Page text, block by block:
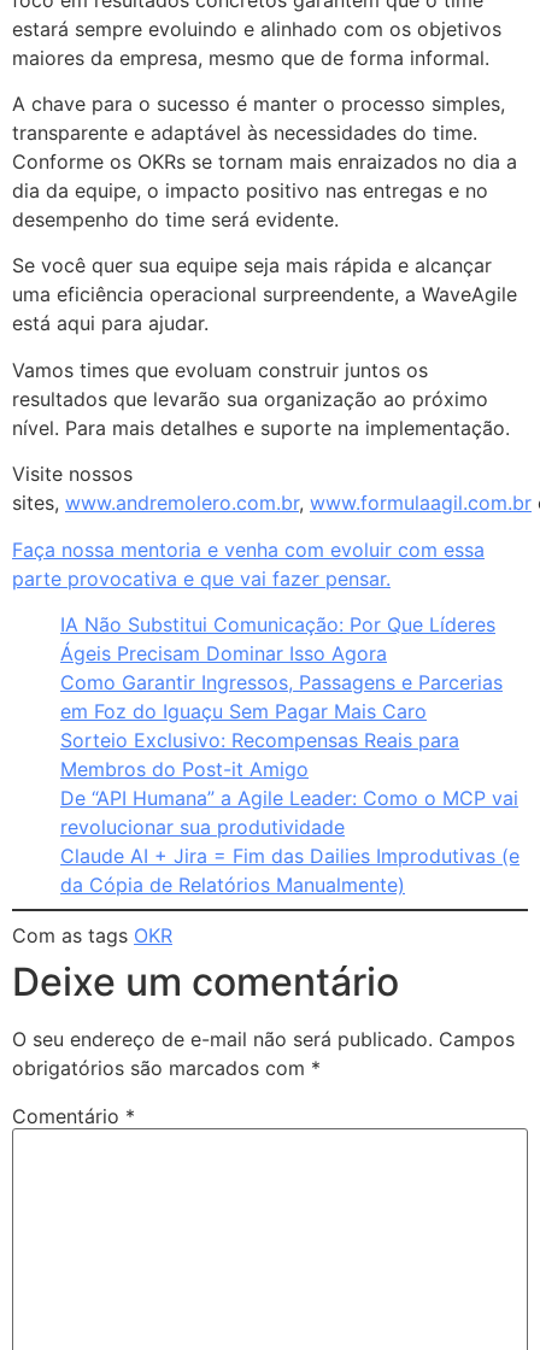
estará sempre evoluindo e alinhado com os objetivos
maiores da empresa, mesmo que de forma informal.
A chave para o sucesso é manter o processo simples,
transparente e adaptável às necessidades do time.
Conforme os OKRs se tornam mais enraizados no dia a
dia da equipe, o impacto positivo nas entregas e no
desempenho do time será evidente.
Se você quer sua equipe seja mais rápida e alcançar
uma eficiência operacional surpreendente, a WaveAgile
está aqui para ajudar.
Vamos times que evoluam construir juntos os
resultados que levarão sua organização ao próximo
nível. Para mais detalhes e suporte na implementação.
Visite nossos
sites, www.andremolero.com.br, www.formulaagil.com.br
Faça nossa mentoria e venha com evoluir com essa
parte provocativa e que vai fazer pensar.
IA Não Substitui Comunicação: Por Que Líderes
Ágeis Precisam Dominar Isso Agora
Como Garantir Ingressos, Passagens e Parcerias
em Foz do Iguaçu Sem Pagar Mais Caro
Sorteio Exclusivo: Recompensas Reais para
Membros do Post-it Amigo
De “API Humana” a Agile Leader: Como o MCP vai
revolucionar sua produtividade
Claude AI + Jira = Fim das Dailies Improdutivas (e
da Cópia de Relatórios Manualmente)
Com as tags OKR
Deixe um comentário
O seu endereço de e-mail não será publicado. Campos
obrigatórios são marcados com *
Comentário *